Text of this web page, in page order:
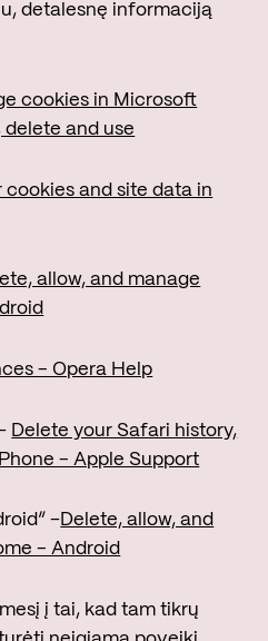
detalesnę informaciją
cookies in Microsoft
delete and use
cookies and site data in
allow, and manage
- Opera Help
Delete your Safari history,
- Apple Support
–Delete, allow, and
- Android
į tai, kad tam tikrų